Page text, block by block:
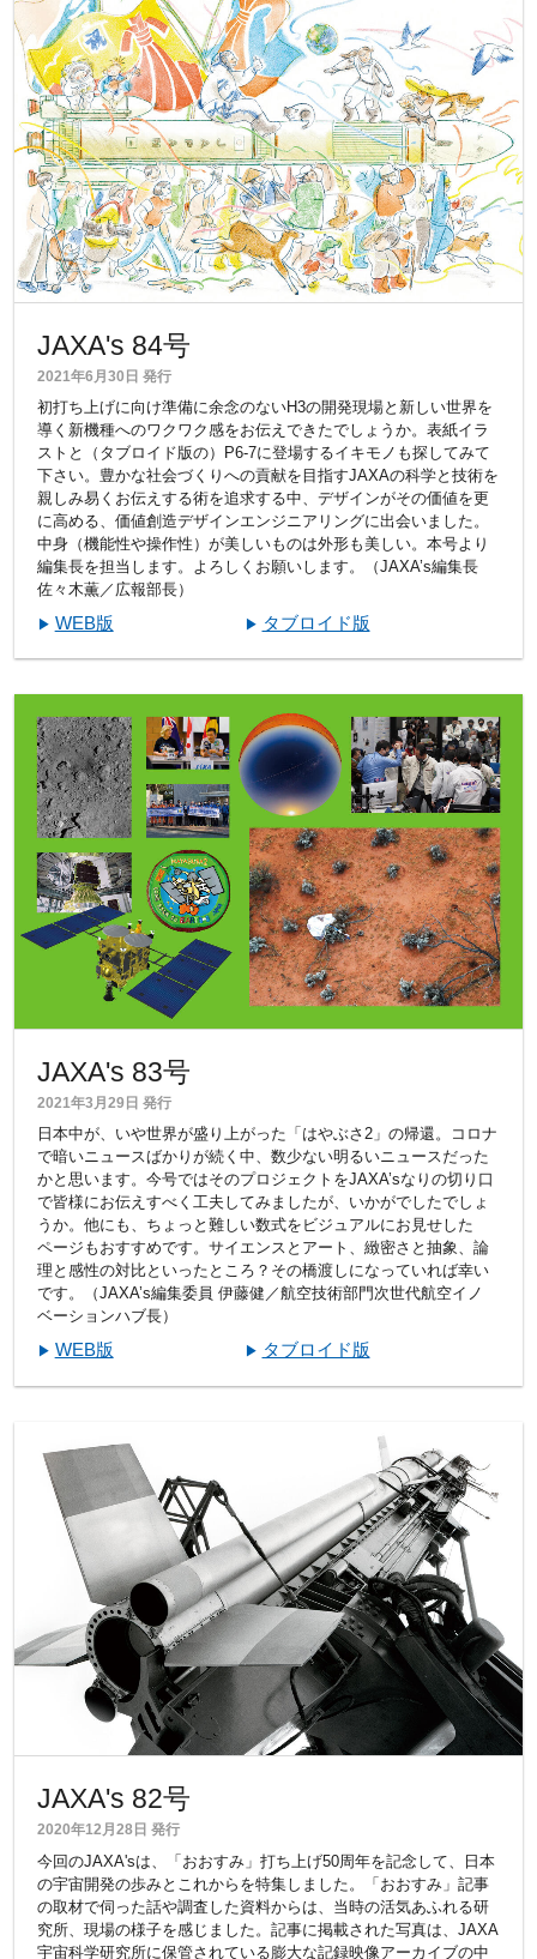
JAXA's 84号
2021年6月30日 発行
初打ち上げに向け準備に余念のないH3の開発現場と新しい世界を
導く新機種へのワクワク感をお伝えできたでしょうか。表紙イラ
ストと（タブロイド版の）P6-7に登場するイキモノも探してみて
下さい。豊かな社会づくりへの貢献を目指すJAXAの科学と技術を
親しみ易くお伝えする術を追求する中、デザインがその価値を更
に高める、価値創造デザインエンジニアリングに出会いました。
中身（機能性や操作性）が美しいものは外形も美しい。本号より
編集長を担当します。よろしくお願いします。（JAXA’s編集長
佐々木薫／広報部長）
WEB版 タブロイド版
JAXA's 83号
2021年3月29日 発行
日本中が、いや世界が盛り上がった「はやぶさ2」の帰還。コロナ
で暗いニュースばかりが続く中、数少ない明るいニュースだった
かと思います。今号ではそのプロジェクトをJAXA’sなりの切り口
で皆様にお伝えすべく工夫してみましたが、いかがでしたでしょ
うか。他にも、ちょっと難しい数式をビジュアルにお見せした
ページもおすすめです。サイエンスとアート、緻密さと抽象、論
理と感性の対比といったところ？その橋渡しになっていれば幸い
です。（JAXA’s編集委員 伊藤健／航空技術部門次世代航空イノ
ベーションハブ長）
WEB版 タブロイド版
JAXA's 82号
2020年12月28日 発行
今回のJAXA'sは、「おおすみ」打ち上げ50周年を記念して、日本
の宇宙開発の歩みとこれからを特集しました。「おおすみ」記事
の取材で伺った話や調査した資料からは、当時の活気あふれる研
究所、現場の様子を感じました。記事に掲載された写真は、JAXA
宇宙科学研究所に保管されている膨大な記録映像アーカイブの中